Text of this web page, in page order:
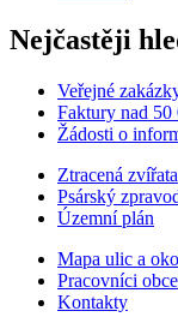
Nejčastěji
Veřejné
Faktury nad 50
Žádosti o
Ztracená zvířata
Psárský
Územní plán
Mapa ulic a
Pracovníci obce
Kontakty